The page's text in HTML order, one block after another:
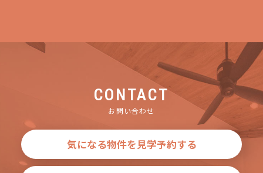
CONTACT
お問い合わせ
気になる物件を見学予約する